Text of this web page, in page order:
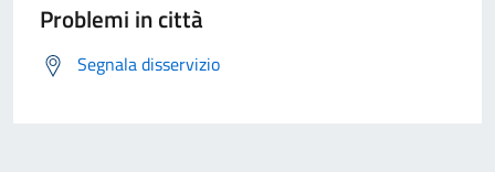
Problemi in città
Segnala disservizio